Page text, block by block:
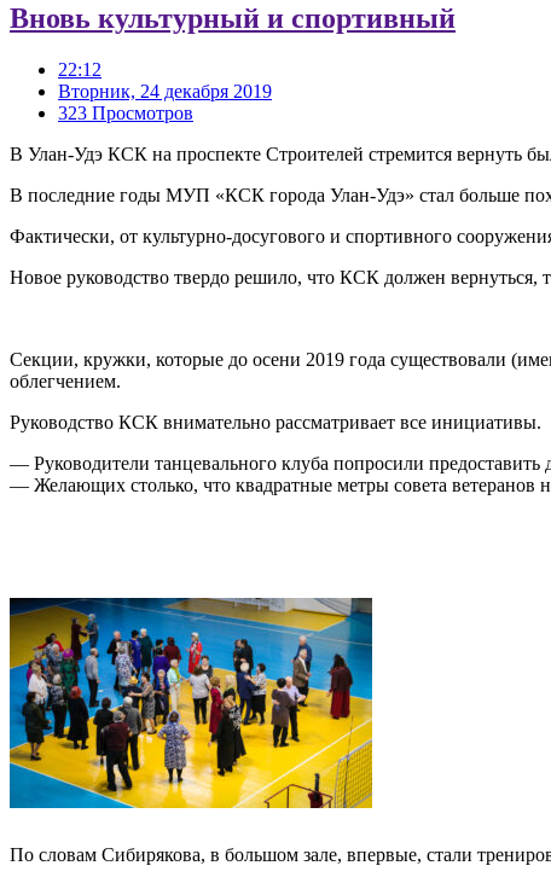
Вновь культурный и спортивный
22:12
Вторник, 24 декабря 2019
323 Просмотров
В Улан-Удэ КСК на проспекте Строителей стремится вернуть
В последние годы МУП «КСК города Улан-Удэ» стал больше
Фактически, от культурно-досугового и спортивного
Новое руководство твердо решило, что КСК должен вернуться,
Секции, кружки, которые до осени 2019 года существовали
облегчением.
Руководство КСК внимательно рассматривает все инициативы.
— Руководители танцевального клуба попросили
— Желающих столько, что квадратные метры совета ветеранов
По словам Сибирякова, в большом зале, впервые, стали